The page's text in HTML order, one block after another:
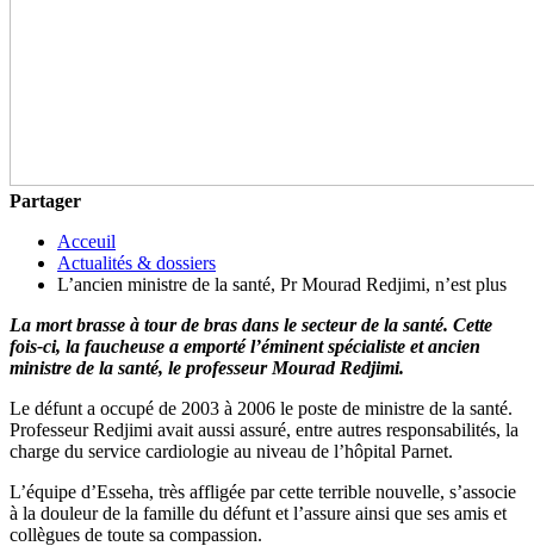
Partager
Acceuil
Actualités & dossiers
L’ancien ministre de la santé, Pr Mourad Redjimi, n’est plus
La mort brasse à tour de bras dans le secteur de la santé. Cette
fois-ci, la faucheuse a emporté l’éminent spécialiste et ancien
ministre de la santé, le professeur Mourad Redjimi.
Le défunt a occupé de 2003 à 2006 le poste de ministre de la santé.
Professeur Redjimi avait aussi assuré, entre autres responsabilités, la
charge du service cardiologie au niveau de l’hôpital Parnet.
L’équipe d’Esseha, très affligée par cette terrible nouvelle, s’associe
à la douleur de la famille du défunt et l’assure ainsi que ses amis et
collègues de toute sa compassion.